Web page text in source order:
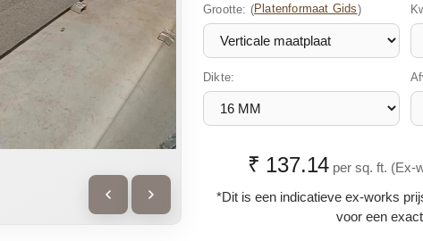
Grootte: (Platenformaat Gids)
Dikte:
₹ 137.14 per sq. ft. (Ex-
*Dit is een indicatieve ex-works
voor een